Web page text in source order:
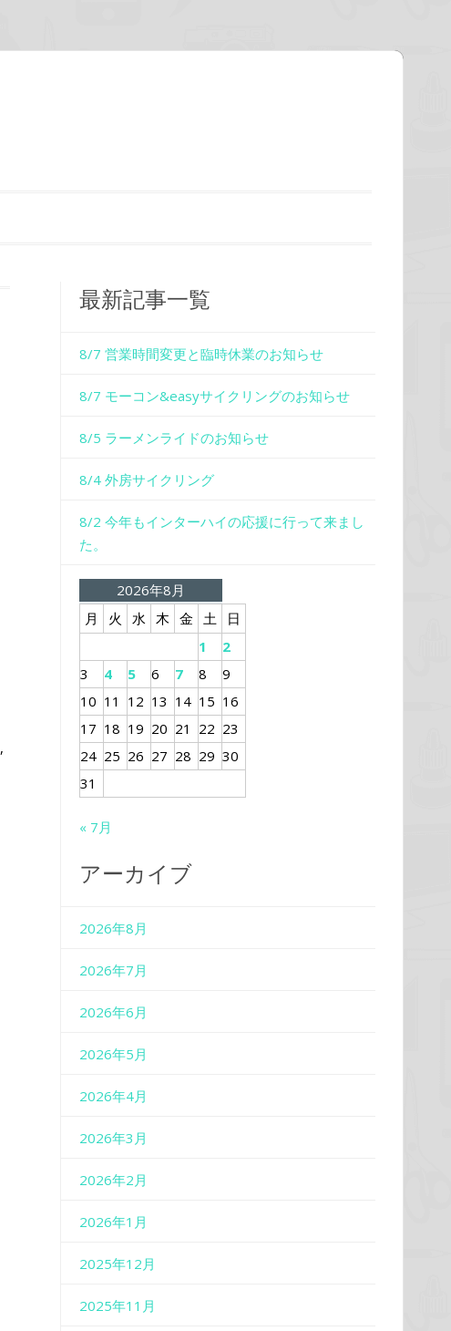
,
最新記事一覧
8/7 営業時間変更と臨時休業のお知らせ
8/7 モーコン&easyサイクリングのお知らせ
8/5 ラーメンライドのお知らせ
8/4 外房サイクリング
8/2 今年もインターハイの応援に行って来まし
た。
2026年8月
月
火 水 木 金 土
日
1
2
3
4 5 6 7 8
9
10 11 12 13 14 15 16
17 18 19 20 21 22 23
24 25 26 27 28 29 30
31
« 7月
アーカイブ
2026年8月
2026年7月
2026年6月
2026年5月
2026年4月
2026年3月
2026年2月
2026年1月
2025年12月
2025年11月